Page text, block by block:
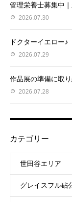
管理栄養士募集中
2026.07.30
ドクターイエロー♪
2026.07.29
作品展の準備に取
2026.07.28
カテゴリー
世田谷エリア
グレイスフル砧